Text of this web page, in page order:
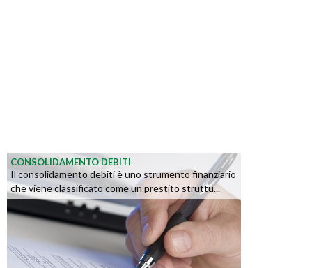
CONSOLIDAMENTO DEBITI
Il consolidamento debiti è uno strumento finanziario
che viene classificato come un prestito struttu...